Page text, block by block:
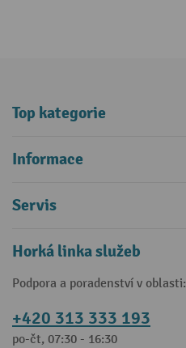
Top kategorie
Informace
Servis
Horká linka služeb
Podpora a poradenství v oblasti:
+420 313 333 193
po-čt, 07:30 - 16:30